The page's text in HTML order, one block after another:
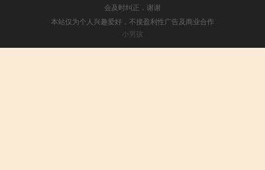
会及时纠正，谢谢
本站仅为个人兴趣爱好，不接盈利性广告及商业合作
小男孩